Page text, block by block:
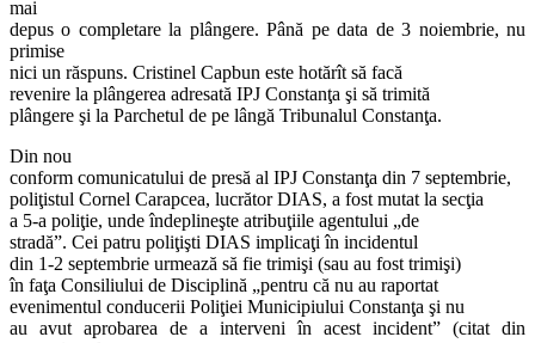
mai
depus o completare la plângere. Până pe data de 3 noiembrie, nu
primise
nici un răspuns. Cristinel Capbun este hotărît să facă
revenire la plângerea adresată IPJ Constanţa şi să trimită
plângere şi la Parchetul de pe lângă Tribunalul Constanţa.
Din nou
conform comunicatului de presă al IPJ Constanţa din 7 septembrie,
poliţistul Cornel Carapcea, lucrător DIAS, a fost mutat la secţia
a 5-a poliţie, unde îndeplineşte atribuţiile agentului „de
stradă”. Cei patru poliţişti DIAS implicaţi în incidentul
din 1-2 septembrie urmează să fie trimişi (sau au fost trimişi)
în faţa Consiliului de Disciplină „pentru că nu au raportat
evenimentul conducerii Poliţiei Municipiului Constanţa şi nu
au avut aprobarea de a interveni în acest incident” (citat din